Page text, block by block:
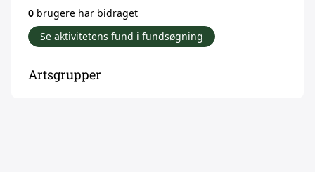
0 brugere har bidraget
Se aktivitetens fund i fundsøgning
Artsgrupper